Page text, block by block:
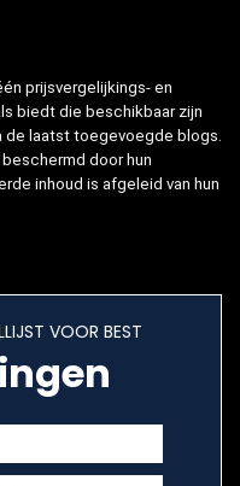
prijsvergelijkings- en
biedt die beschikbaar zijn
de laatst toegevoegde blogs.
door hun
inhoud is afgeleid van hun
VOOR BEST